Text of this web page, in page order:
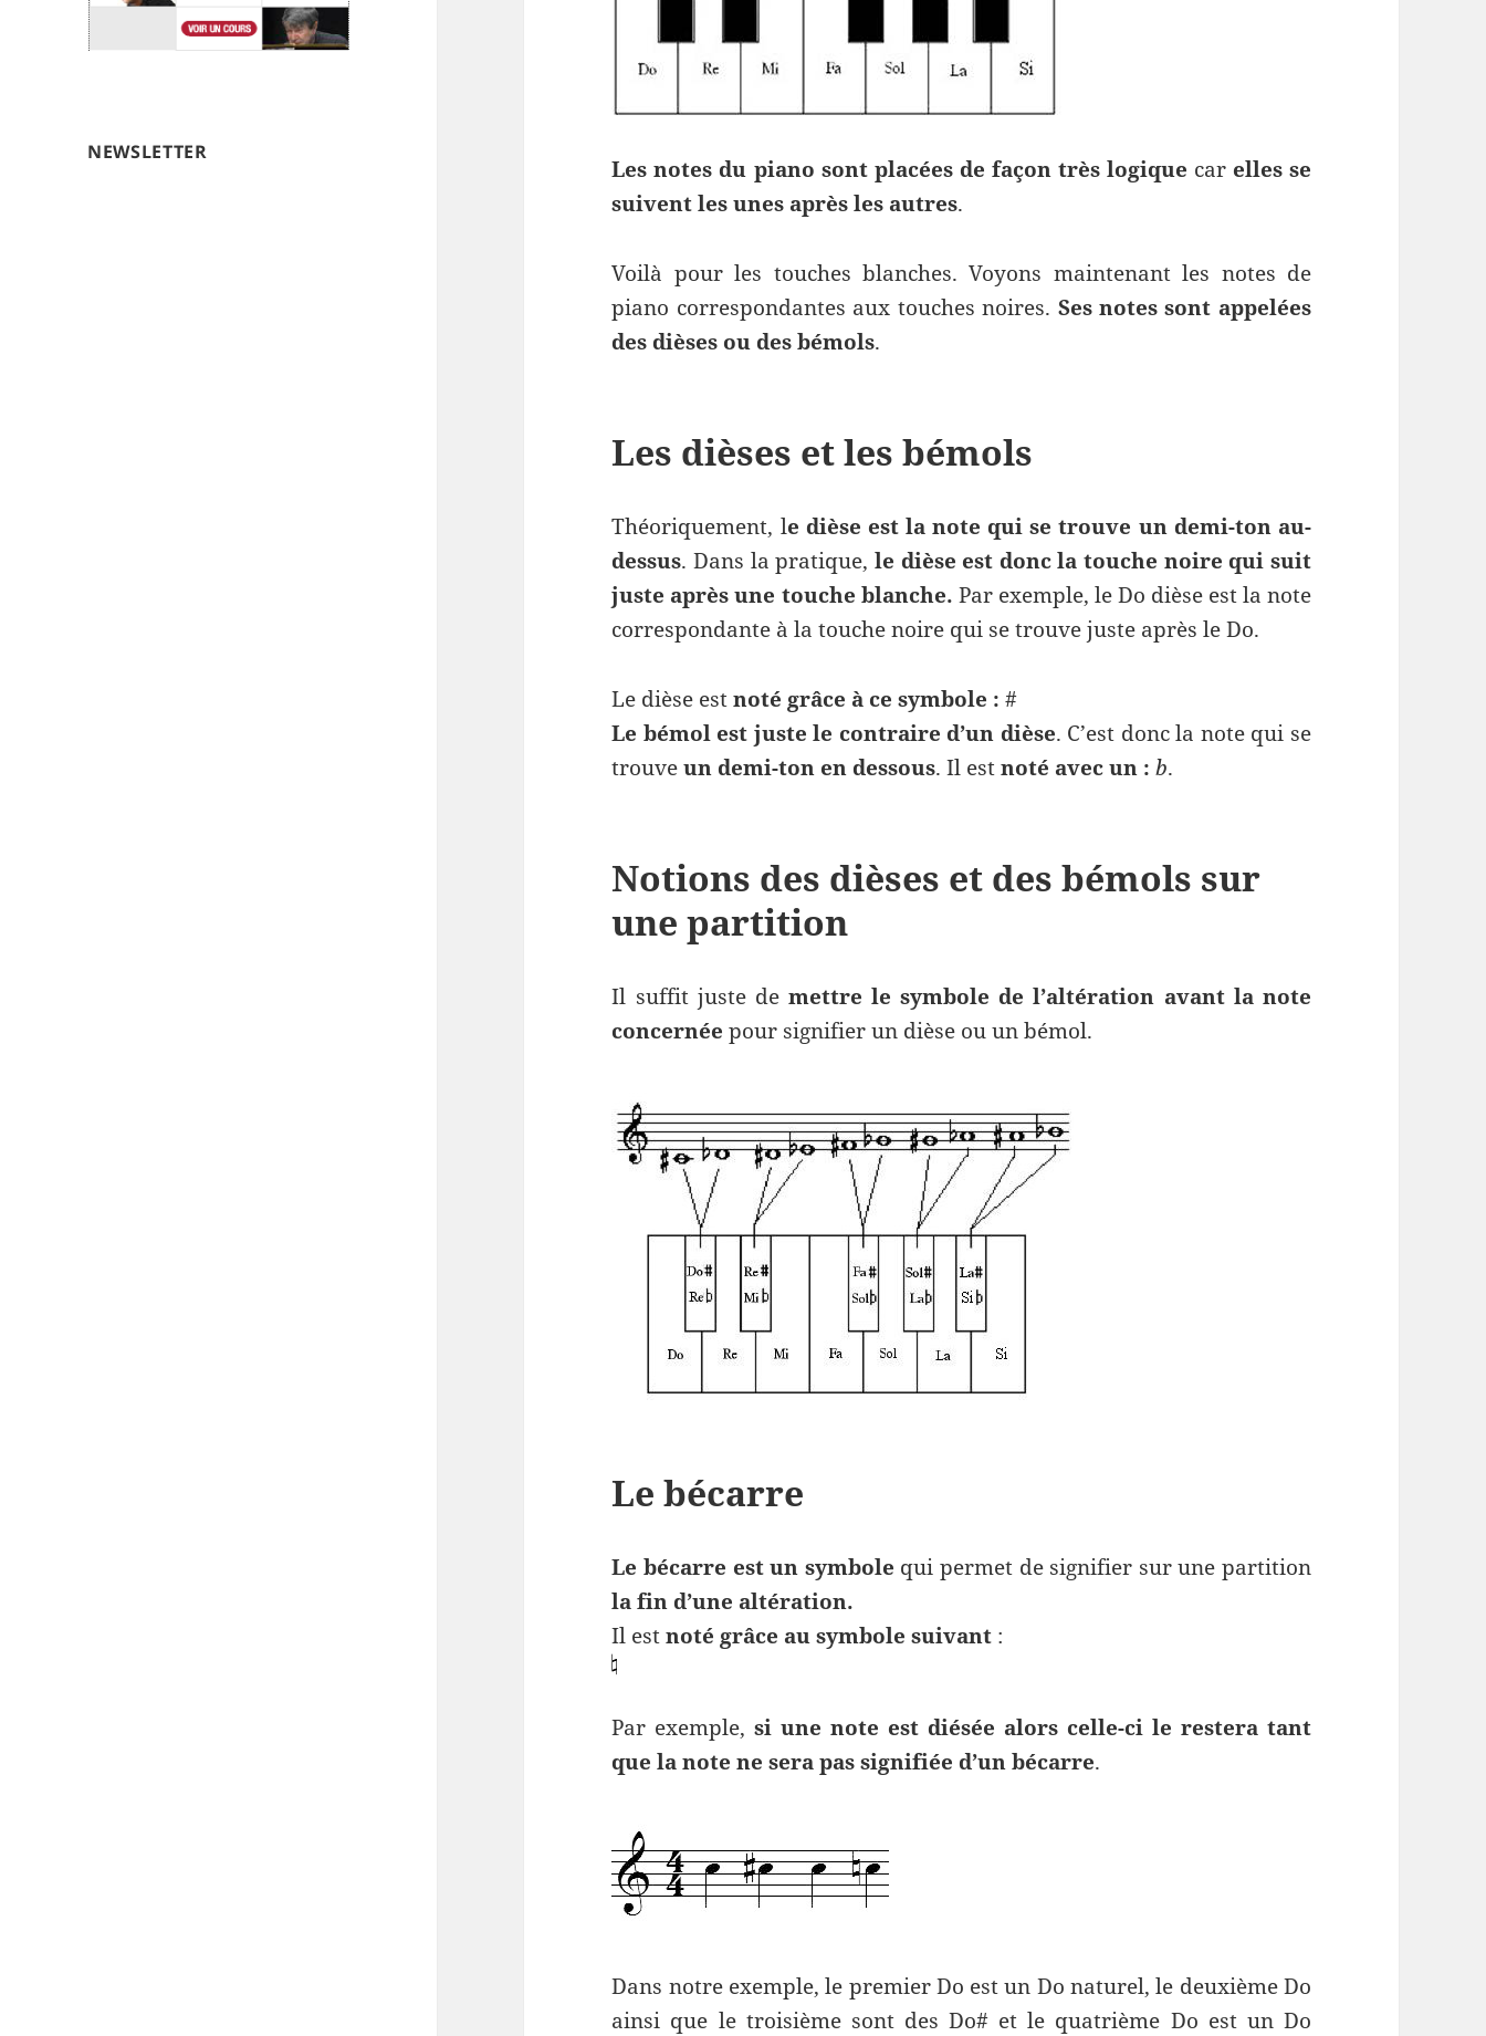
NEWSLETTER
Les notes du piano sont placées de façon très logique car elles se
suivent les unes après les autres.
Voilà pour les touches blanches. Voyons maintenant les notes de
piano correspondantes aux touches noires. Ses notes sont appelées
des dièses ou des bémols.
Les dièses et les bémols
Théoriquement, le dièse est la note qui se trouve un demi-ton au-
dessus. Dans la pratique, le dièse est donc la touche noire qui suit
juste après une touche blanche. Par exemple, le Do dièse est la note
correspondante à la touche noire qui se trouve juste après le Do.
Le dièse estnoté grâce à ce symbole :#
Le bémol est juste le contraire d’un dièse. C’est donc la note qui se
trouveun demi-ton en dessous. Il estnoté avec un :b.
Notions des dièses et des bémols sur
une partition
Il suffit juste de mettre le symbole de l’altération avant la note
concernée pour signifier un dièse ou un bémol.
Le bécarre
Le bécarre est un symbole qui permet de signifier sur une partition
la fin d’une altération.
Il estnoté grâce au symbole suivant :
Par exemple,si une note est diésée alors celle-ci le restera tant
que la note ne sera pas signifiée d’un bécarre.
Dans notre exemple, le premier Do est un Do naturel, le deuxième Do
ainsi que le troisième sont des Do# et le quatrième Do est un Do